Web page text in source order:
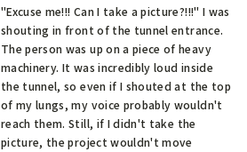
"Excuse me!!! Can I take a picture?!!!" I was
shouting in front of the tunnel entrance.
The person was up on a piece of heavy
machinery. It was incredibly loud inside
the tunnel, so even if I shouted at the top
of my lungs, my voice probably wouldn't
reach them. Still, if I didn't take the
picture, the project wouldn't move